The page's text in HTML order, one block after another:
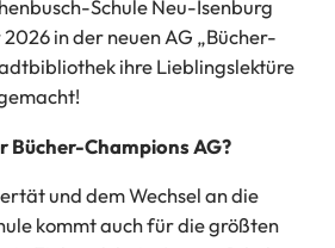
Schule Neu-Isenburg
in der neuen AG „Bücher-
ihre Lieblingslektüre
Bücher-Champions AG?
und dem Wechsel an die
kommt auch für die größten